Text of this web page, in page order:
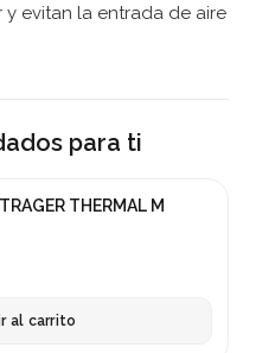
evitan la entrada de aire
para ti
THERMAL M
al carrito